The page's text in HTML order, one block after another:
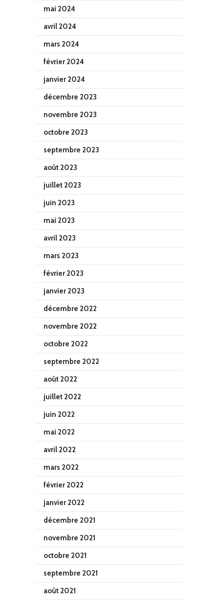
mai 2024
avril 2024
mars 2024
février 2024
janvier 2024
décembre 2023
novembre 2023
octobre 2023
septembre 2023
août 2023
juillet 2023
juin 2023
mai 2023
avril 2023
mars 2023
février 2023
janvier 2023
décembre 2022
novembre 2022
octobre 2022
septembre 2022
août 2022
juillet 2022
juin 2022
mai 2022
avril 2022
mars 2022
février 2022
janvier 2022
décembre 2021
novembre 2021
octobre 2021
septembre 2021
août 2021